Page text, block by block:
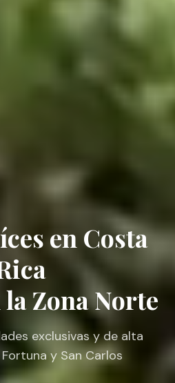
en Costa
Zona Norte
exclusivas y de alta
y San Carlos